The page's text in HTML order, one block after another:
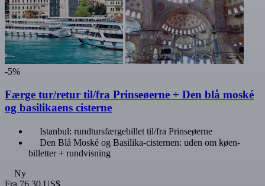
-5%
Færge tur/retur til/fra Prinseøerne + Den blå moské
og basilikaens cisterne
Istanbul: rundtursfærgebillet til/fra Prinseøerne
Den Blå Moské og Basilika-cisternen: uden om køen-
billetter + rundvisning
Ny
Fra 76,30 US$